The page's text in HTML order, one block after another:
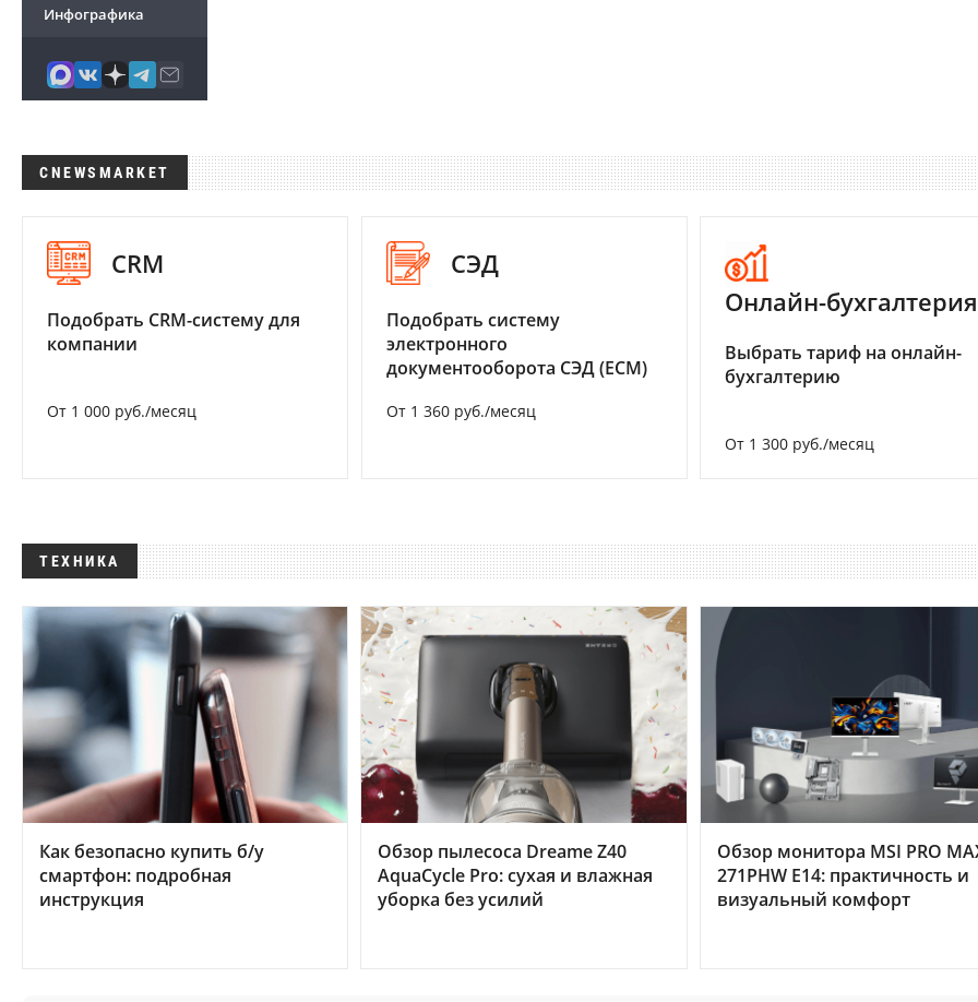
Инфографика
CNEWSMARKET
CRM
Подобрать CRM-систему для
компании
От 1 000 руб./месяц
СЭД
Подобрать систему
электронного
документооборота СЭД (ECM)
От 1 360 руб./месяц
Онлайн-бухгалтерия
Выбрать тариф на онлайн-
бухгалтерию
От 1 300 руб./месяц
ТЕХНИКА
Как безопасно купить б/у
смартфон: подробная
инструкция
Обзор пылесоса Dreame Z40
AquaCycle Pro: сухая и влажная
уборка без усилий
Обзор монитора MSI PRO
271PHW E14: практичность и
визуальный комфорт